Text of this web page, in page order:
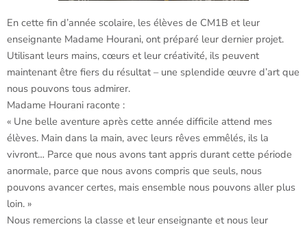
En cette fin d’année scolaire, les élèves de CM1B et leur
enseignante Madame Hourani, ont préparé leur dernier projet.
Utilisant leurs mains, cœurs et leur créativité, ils peuvent
maintenant être fiers du résultat – une splendide œuvre d’art que
nous pouvons tous admirer.
Madame Hourani raconte :
« Une belle aventure après cette année difficile attend mes
élèves. Main dans la main, avec leurs rêves emmêlés, ils la
vivront… Parce que nous avons tant appris durant cette période
anormale, parce que nous avons compris que seuls, nous
pouvons avancer certes, mais ensemble nous pouvons aller plus
loin. »
Nous remercions la classe et leur enseignante et nous leur